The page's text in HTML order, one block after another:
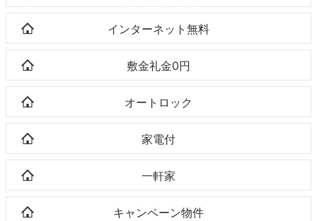
インターネット無料
敷金礼金0円
オートロック
家電付
一軒家
キャンペーン物件